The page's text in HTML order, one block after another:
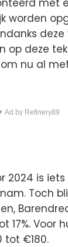
met
worden
deze
nu al
Ad by Refinery89
2024 is
Toch
17%. Voor
tot €180.